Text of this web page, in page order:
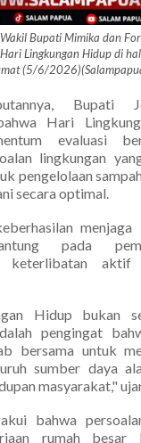
Bupati Mimika dan
Lingkungan Hidup di
(5/6/
Bupati
Hari
evaluasi
lingkungan
pengelolaan
secara optimal.
pada
keterlibatan aktif
Hidup bukan
pengingat
bersama untuk
sumber daya
masyarakat,"
bahwa
rumah besar